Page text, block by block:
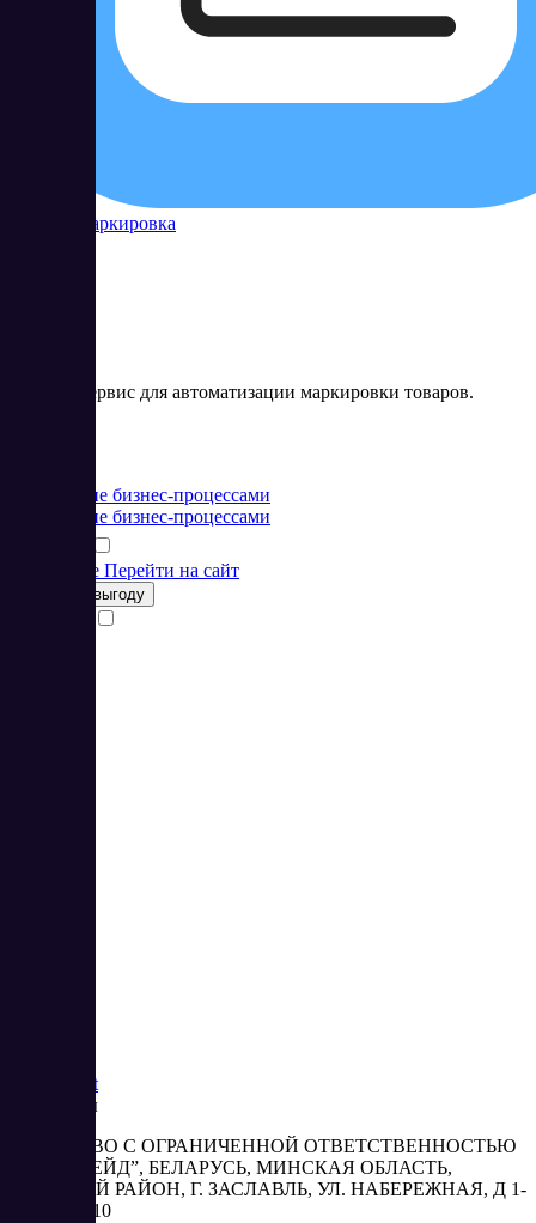
Контур Маркировка
Онлайн-сервис для автоматизации маркировки товаров.
Управление бизнес-процессами
Управление бизнес-процессами
Подробнее Перейти на сайт
Получить выгоду
Market
Реквизиты
ОБЩЕСТВО С ОГРАНИЧЕННОЙ ОТВЕТСТВЕННОСТЬЮ
“АБЕСТРЕЙД”, БЕЛАРУСЬ, МИНСКАЯ ОБЛАСТЬ,
МИНСКИЙ РАЙОН, Г. ЗАСЛАВЛЬ, УЛ. НАБЕРЕЖНАЯ, Д 1-
2, КОМ. 310